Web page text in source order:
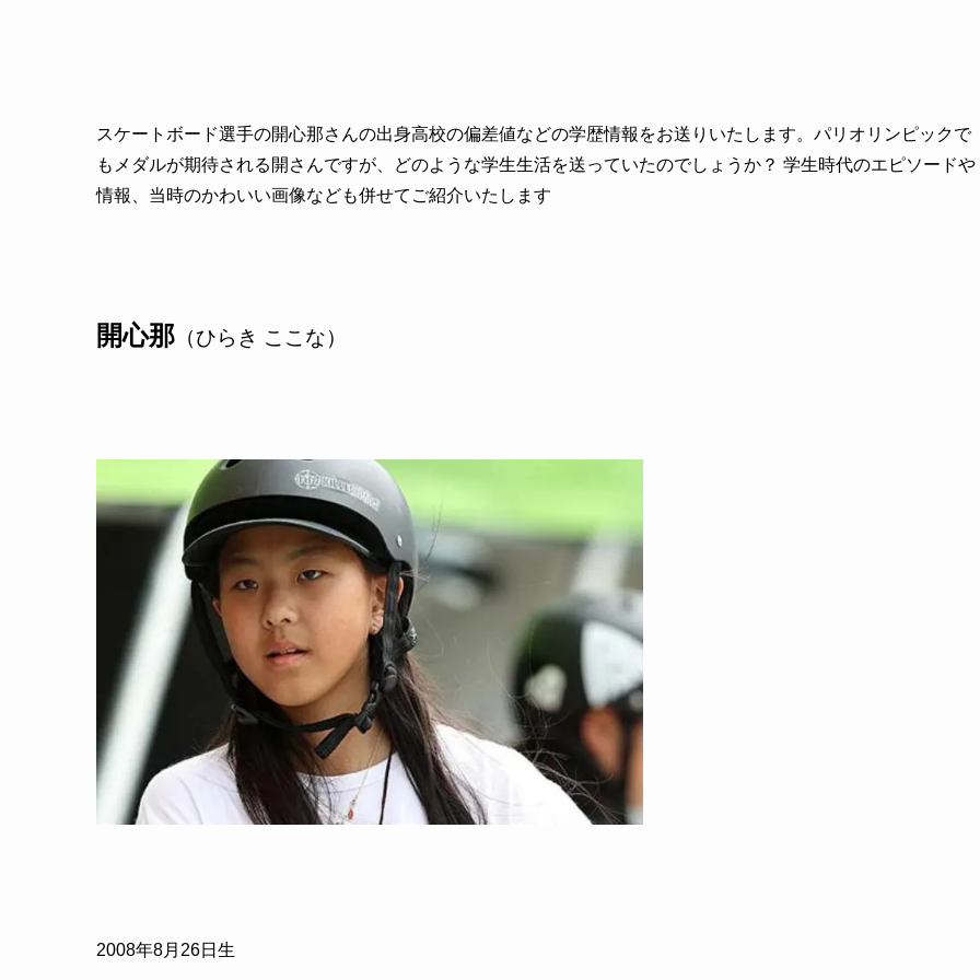
スケートボード選手の開心那さんの出身高校の偏差値などの学歴情報をお送りいたします。パリオリンピックで
もメダルが期待される開さんですが、どのような学生生活を送っていたのでしょうか？ 学生時代のエピソードや
情報、当時のかわいい画像なども併せてご紹介いたします
開心那 （ひらき ここな）
2008年8月26日生